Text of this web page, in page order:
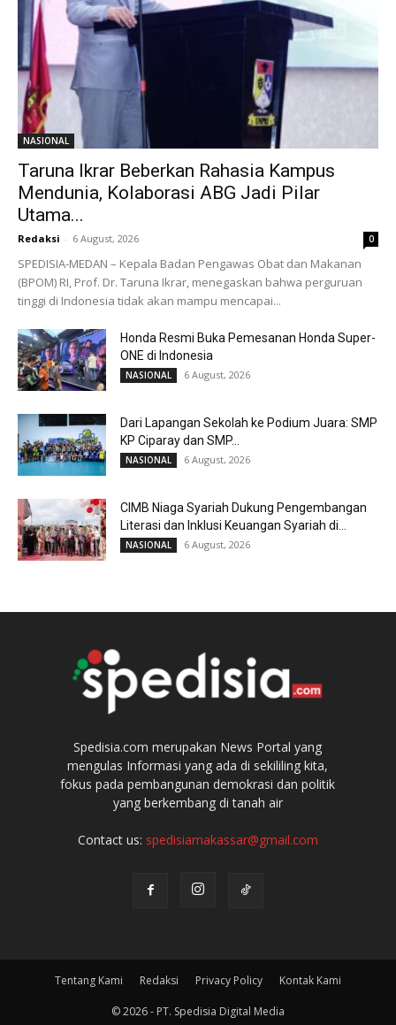
NASIONAL
Taruna Ikrar Beberkan Rahasia Kampus
Mendunia, Kolaborasi ABG Jadi Pilar
Utama...
Redaksi - 6 August, 2026 0
SPEDISIA-MEDAN – Kepala Badan Pengawas Obat dan Makanan
(BPOM) RI, Prof. Dr. Taruna Ikrar, menegaskan bahwa perguruan
tinggi di Indonesia tidak akan mampu mencapai...
Honda Resmi Buka Pemesanan Honda Super-
ONE di Indonesia
NASIONAL 6 August, 2026
Dari Lapangan Sekolah ke Podium Juara: SMP
KP Ciparay dan SMP...
NASIONAL 6 August, 2026
CIMB Niaga Syariah Dukung Pengembangan
Literasi dan Inklusi Keuangan Syariah di...
NASIONAL 6 August, 2026
Spedisia.com merupakan News Portal yang
mengulas Informasi yang ada di sekililing kita,
fokus pada pembangunan demokrasi dan politik
yang berkembang di tanah air
Contact us: spedisiamakassar@gmail.com
Tentang Kami Redaksi Privacy Policy Kontak Kami
© 2026 - PT. Spedisia Digital Media